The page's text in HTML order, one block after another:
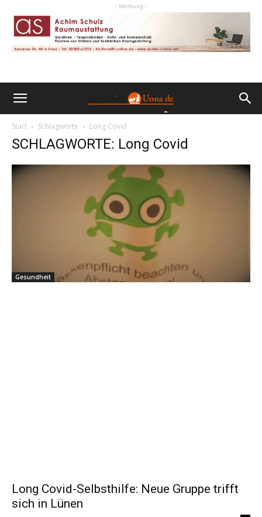
- Werbung -
Start Schlagworte Long Covid
SCHLAGWORTE: Long Covid
Gesundheit
Long Covid-Selbsthilfe: Neue Gruppe trifft
sich in Lünen